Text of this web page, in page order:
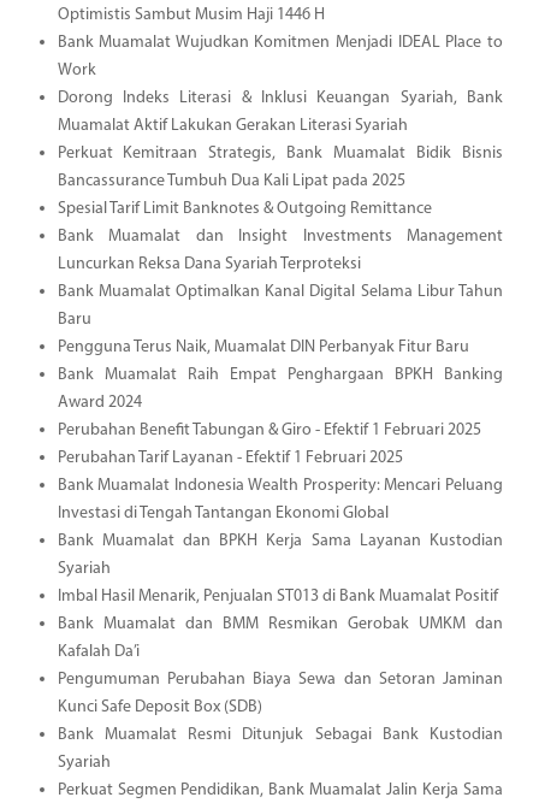
Optimistis Sambut Musim Haji 1446 H
Bank Muamalat Wujudkan Komitmen Menjadi IDEAL Place to
Work
Dorong Indeks Literasi & Inklusi Keuangan Syariah, Bank
Muamalat Aktif Lakukan Gerakan Literasi Syariah
Perkuat Kemitraan Strategis, Bank Muamalat Bidik Bisnis
Bancassurance Tumbuh Dua Kali Lipat pada 2025
Spesial Tarif Limit Banknotes & Outgoing Remittance
Bank Muamalat dan Insight Investments Management
Luncurkan Reksa Dana Syariah Terproteksi
Bank Muamalat Optimalkan Kanal Digital Selama Libur Tahun
Baru
Pengguna Terus Naik, Muamalat DIN Perbanyak Fitur Baru
Bank Muamalat Raih Empat Penghargaan BPKH Banking
Award 2024
Perubahan Benefit Tabungan & Giro - Efektif 1 Februari 2025
Perubahan Tarif Layanan - Efektif 1 Februari 2025
Bank Muamalat Indonesia Wealth Prosperity: Mencari Peluang
Investasi di Tengah Tantangan Ekonomi Global
Bank Muamalat dan BPKH Kerja Sama Layanan Kustodian
Syariah
Imbal Hasil Menarik, Penjualan ST013 di Bank Muamalat Positif
Bank Muamalat dan BMM Resmikan Gerobak UMKM dan
Kafalah Da’i
Pengumuman Perubahan Biaya Sewa dan Setoran Jaminan
Kunci Safe Deposit Box (SDB)
Bank Muamalat Resmi Ditunjuk Sebagai Bank Kustodian
Syariah
Perkuat Segmen Pendidikan, Bank Muamalat Jalin Kerja Sama